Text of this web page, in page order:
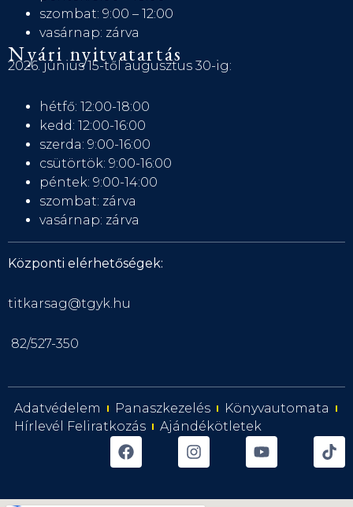
szombat: 9:00 – 12:00
vasárnap: zárva
Nyári nyitvatartás
2026. június 15-től augusztus 30-ig:
hétfő: 12:00-18:00
kedd: 12:00-16:00
szerda: 9:00-16:00
csütörtök: 9:00-16:00
péntek: 9:00-14:00
szombat: zárva
vasárnap: zárva
Központi elérhetőségek:
titkarsag@tgyk.hu
82/527-350
Adatvédelem Panaszkezelés
Könyvautomata
Hírlevél Feliratkozás
Ajándékötletek